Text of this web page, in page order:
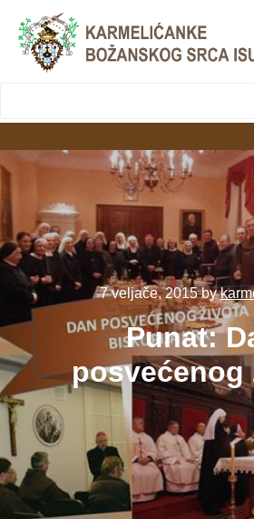
LjekarnaCroatia.com
7 veljače, 2015by
Punat:
posvećenog